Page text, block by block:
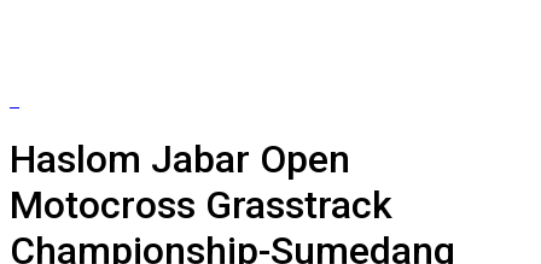
Haslom Jabar Open
Motocross Grasstrack
Championship-Sumedang